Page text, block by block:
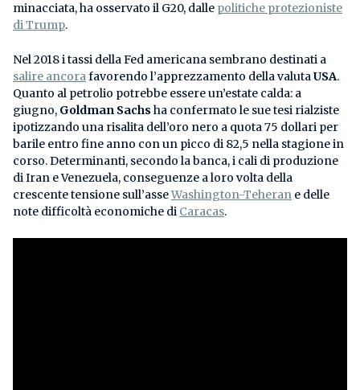
minacciata, ha osservato il G20, dalle politiche protezioniste
di Trump.
Nel 2018 i tassi della Fed americana sembrano destinati a
salire ancorafavorendo l’apprezzamento della valutaUSA.
Quanto al petrolio potrebbe essere un’estate calda: a
giugno, Goldman Sachs ha confermato le sue tesi rialziste
ipotizzando una risalita dell’oro nero a quota 75 dollari per
barile entro fine anno con un picco di 82,5 nella stagione in
corso. Determinanti, secondo la banca, i cali di produzione
di Iran e Venezuela, conseguenze a loro volta della
crescente tensione sull’asseWashington-Teheran e delle
note difficoltà economiche di Caracas.